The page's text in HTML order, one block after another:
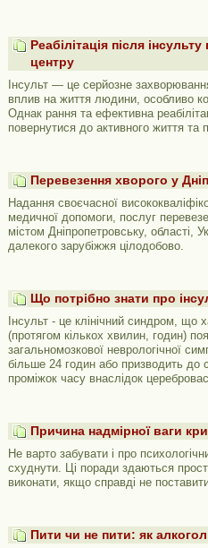
Реабілітація після
центру
Інсульт — це серйозне
вплив на життя людини, особливо
Однак рання та ефективна
повернутися до активного життя та
Перевезення хворого у
Надання своєчасної
медичної допомоги, послуг
містом Дніпропетровську, області,
далекого зарубіжжя цілодобово.
Що потрібно знати про
Інсульт - це клінічний синдром, що
(протягом кількох хвилин, годин)
загальномозкової неврологічної
більше 24 годин або призводить до
проміжок часу внаслідок
Причина надмірної ваги
Не варто забувати і про
схуднути. Ці поради здаються
виконати, якщо справді не
Пити чи не пити: як